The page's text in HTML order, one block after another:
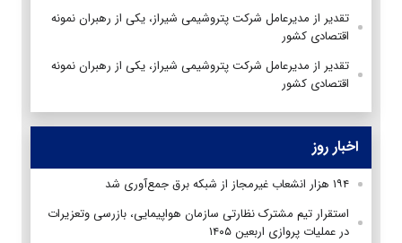
تقدیر از مدیرعامل شرکت پتروشیمی شیراز، یکی از رهبران نمونه
اقتصادی کشور
تقدیر از مدیرعامل شرکت پتروشیمی شیراز، یکی از رهبران نمونه
اقتصادی کشور
اخبار روز
۱۹۴ هزار انشعاب غیرمجاز از شبکه برق جمع‌آوری شد
استقرار تیم مشترک نظارتی سازمان هواپیمایی، بازرسی وتعزیرات
در عملیات پروازی اربعین ۱۴۰۵